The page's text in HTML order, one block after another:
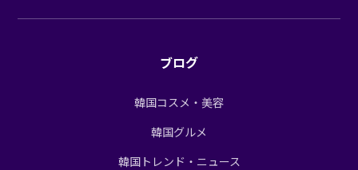
ブログ
韓国コスメ・美容
韓国グルメ
韓国トレンド・ニュース